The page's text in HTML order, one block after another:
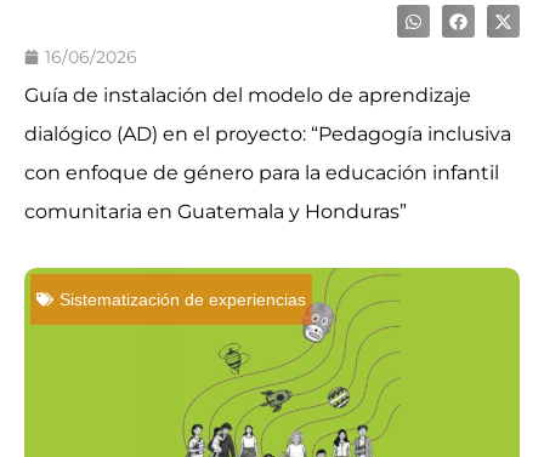
16/06/2026
Guía de instalación del modelo de aprendizaje
dialógico (AD) en el proyecto: “Pedagogía inclusiva
con enfoque de género para la educación infantil
comunitaria en Guatemala y Honduras”
Sistematización de experiencias